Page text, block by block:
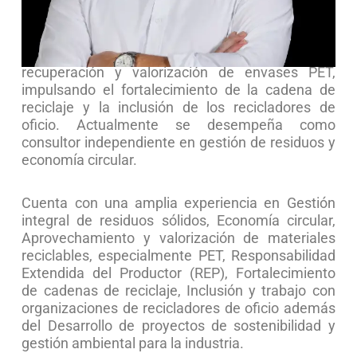
extendida del productor (REP). Durante más de
una década lideró el desarrollo de EKORED,
organización referente en Colombia para la
recuperación y valorización de envases PET,
impulsando el fortalecimiento de la cadena de
reciclaje y la inclusión de los recicladores de
oficio. Actualmente se desempeña como
consultor independiente en gestión de residuos y
economía circular.
Cuenta con una amplia experiencia en Gestión
integral de residuos sólidos, Economía circular,
Aprovechamiento y valorización de materiales
reciclables, especialmente PET, Responsabilidad
Extendida del Productor (REP), Fortalecimiento
de cadenas de reciclaje, Inclusión y trabajo con
organizaciones de recicladores de oficio además
del Desarrollo de proyectos de sostenibilidad y
gestión ambiental para la industria.